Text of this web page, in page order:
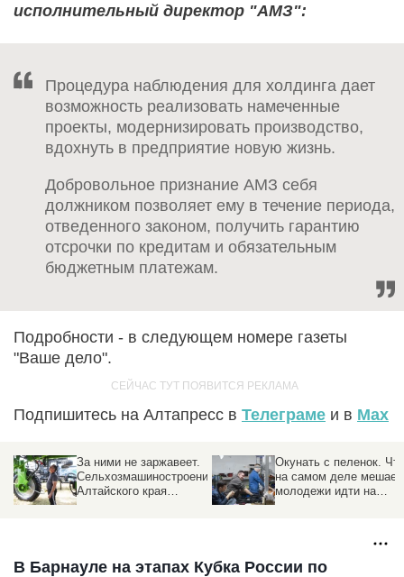
исполнительный директор "АМЗ":
Процедура наблюдения для холдинга дает
возможность реализовать намеченные
проекты, модернизировать производство,
вдохнуть в предприятие новую жизнь.
Добровольное признание АМЗ себя
должником позволяет ему в течение периода,
отведенного законом, получить гарантию
отсрочки по кредитам и обязательным
бюджетным платежам.
Подробности - в следующем номере газеты
"Ваше дело".
Подпишитесь на Алтапресс в Телеграме и в Max
Окунать с пеленок. Что
на самом деле мешает
молодежи идти на
По-соседски.
Алтайские
поделились,
В Барнауле на этапах Кубка России по